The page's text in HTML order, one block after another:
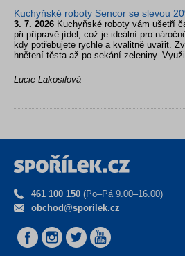
Kuchyňské roboty Sencor se slevou
3. 7. 2026 Kuchyňské roboty vám ušetří
při přípravě jídel, což je ideální pro
kdy potřebujete rychle a kvalitně uvařit.
hnětení těsta až po sekání zeleniny.
Lucie Lakosilová
461 100 150 (Po–Pá 9.00–16.00)
obchod@sporilek.cz